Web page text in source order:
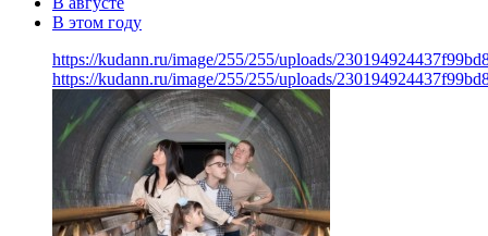
В этом году
https://kudann.ru/image/255/255/uploads/
https://kudann.ru/image/255/255/uploads/